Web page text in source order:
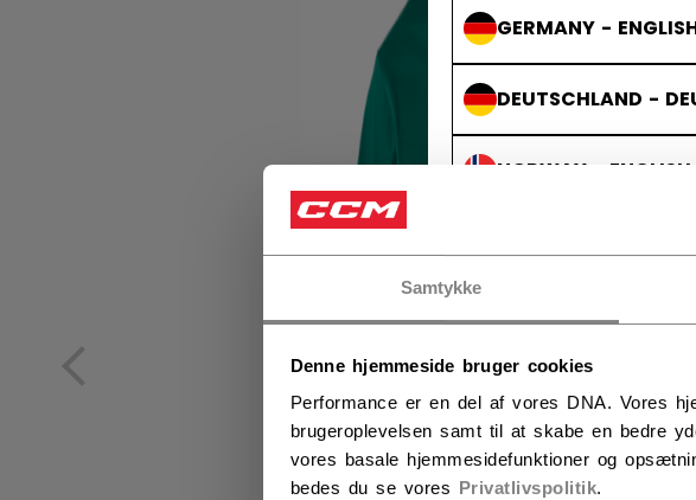
Samtykke
Denne hjemmeside bruger cookies
Performance er en del af vores DNA. Vores
brugeroplevelsen samt til at skabe en bedre
vores basale hjemmesidefunktioner og
bedes du se vores Privatlivspolitik.
GERMANY -
DEUTSCHLAND -
NORWAY - ENGLISH